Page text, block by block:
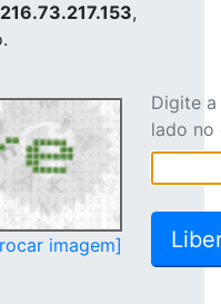
216.73.217.153,
imagem]
Digite
lado no